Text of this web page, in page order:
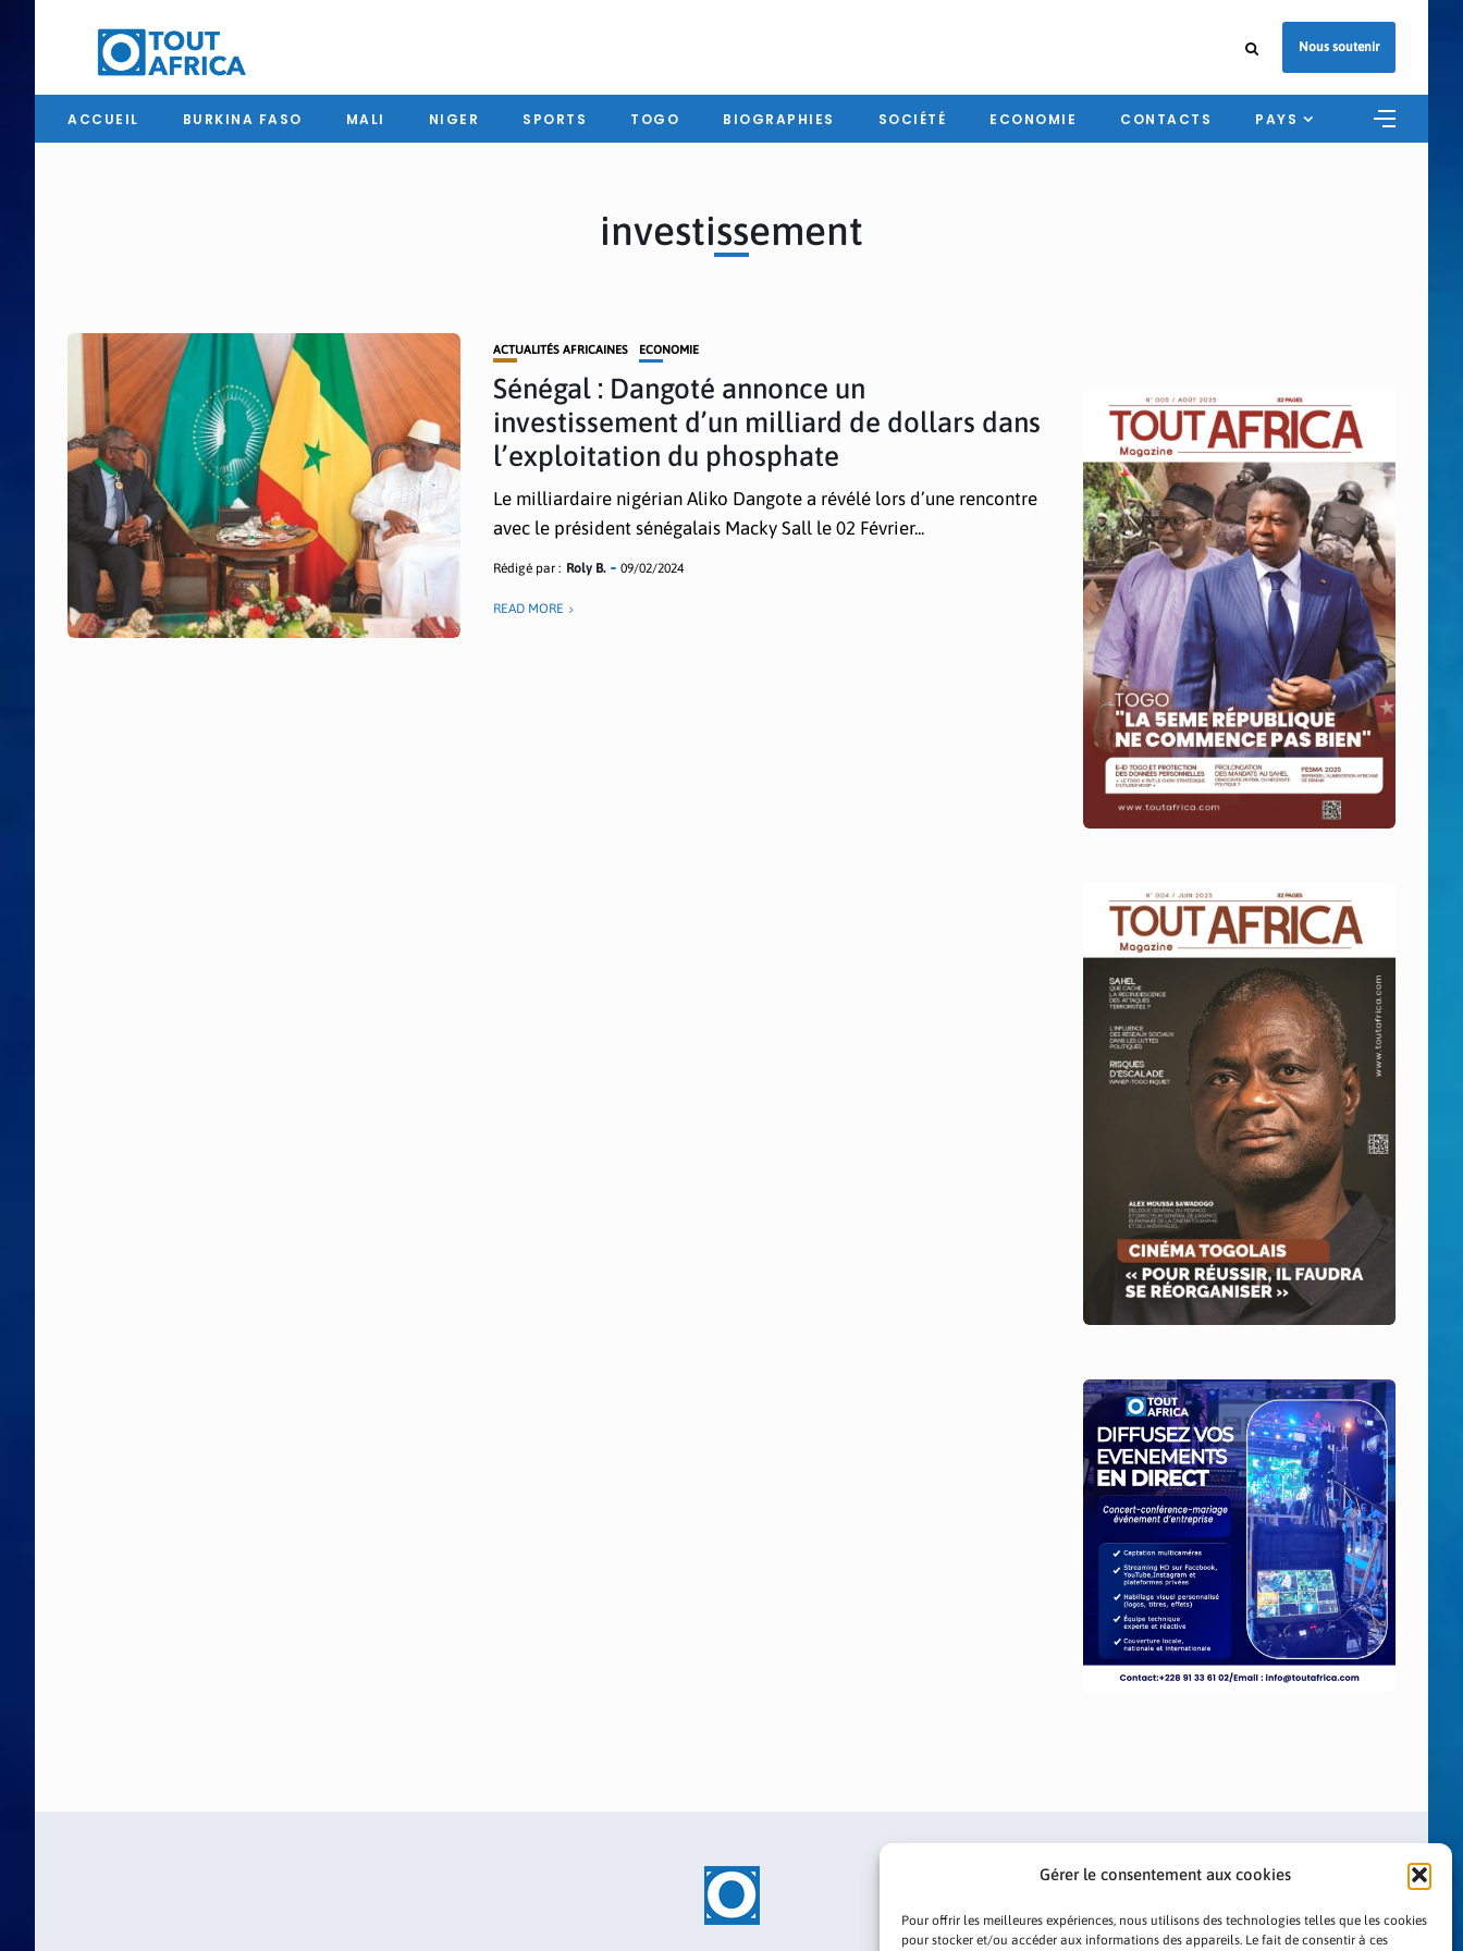
Gérer le consentement aux cookies
Pour offrir les meilleures expériences, nous utilisons des technologies telles que les cookies
pour stocker et/ou accéder aux informations des appareils. Le fait de consentir à ces
Nous soutenir
ACCUEIL BURKINA FASO MALI NIGER SPORTS TOGO BIOGRAPHIES SOCIÉTÉ ECONOMIE CONTACTS PAYS
investissement
ACTUALITÉS AFRICAINES ECONOMIE
Sénégal : Dangoté annonce un
investissement d’un milliard de dollars dans
l’exploitation du phosphate
Le milliardaire nigérian Aliko Dangote a révélé lors d’une rencontre
avec le président sénégalais Macky Sall le 02 Février...
Rédigé par : Roly B. 09/02/2024
READ MORE